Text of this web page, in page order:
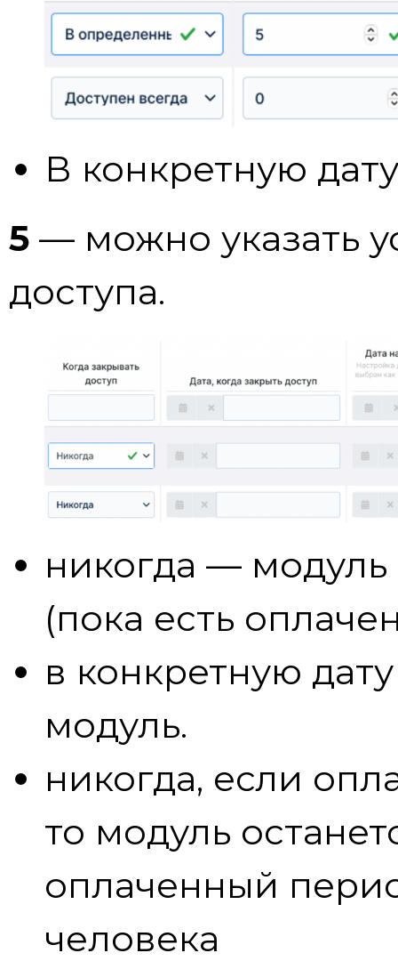
В конкретную
5 — можно указать
доступа.
никогда — модуль
(пока есть
в конкретную
модуль.
никогда, если
то модуль
оплаченный
человека